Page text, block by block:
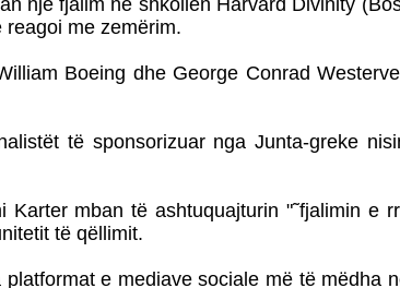
një fjalim në shkollën Harvard Divinity
me zemërim.
Boeing dhe George Conrad
të sponsorizuar nga Junta-greke
Karter mban të ashtuquajturin "˜fjalimin
të qëllimit.
e mediave sociale më të